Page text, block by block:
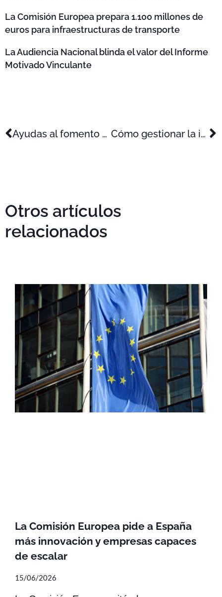
La Comisión Europea prepara 1.100 millones de
euros para infraestructuras de transporte
La Audiencia Nacional blinda el valor del Informe
Motivado Vinculante
Ayudas al fomento de la inversión empresarial 2024 (Adelante Inversión) Cómo gestionar la innovación empresarial
Otros artículos
relacionados
La Comisión Europea pide a España
más innovación y empresas capaces
de escalar
15/06/2026